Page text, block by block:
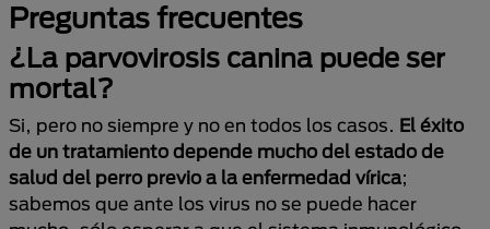
Preguntas frecuentes
¿La parvovirosis canina puede ser
mortal?
Si, pero no siempre y no en todos los casos. El éxito
de un tratamiento depende mucho del estado de
salud del perro previo a la enfermedad vírica;
sabemos que ante los virus no se puede hacer